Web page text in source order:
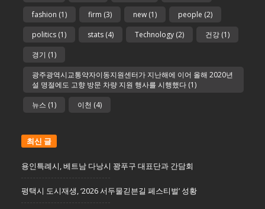
fashion (1) firm (3) new (1) people (2)
politics (1) stats (4) Technology (2) 건강 (1)
경기 (1)
광주광역시교통약자이동지원센터가 지난해에 이어 올해 2020년
설 명절에도 고향 방문 차량 지원 행사를 시행했다 (1)
뉴스 (1) 이천 (4)
최신 글
용인특례시, 베트남 다낭시 꽝푸구 대표단과 간담회
평택시 도시재생, ‘2026 서두물긷븐길 페스티벌’ 성황